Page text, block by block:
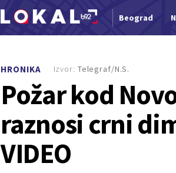
Beograd
HRONIKA
Požar kod
raznosi crni
VIDEO
Izvor: Telegraf/N.S.